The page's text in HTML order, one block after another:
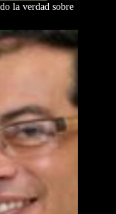
la verdad sobre